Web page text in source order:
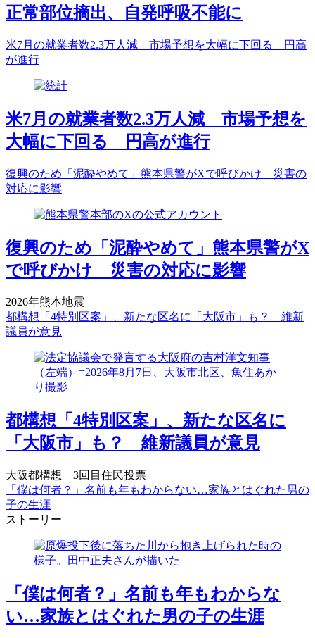
正常部位摘出、自発呼吸不能に
米7月の就業者数2.3万人減 市場予想を大幅に下回る 円高
が進行
米7月の就業者数2.3万人減 市場予想を
大幅に下回る 円高が進行
復興のため「泥酔やめて」熊本県警がXで呼びかけ 災害の
対応に影響
復興のため「泥酔やめて」熊本県警がX
で呼びかけ 災害の対応に影響
2026年熊本地震
都構想「4特別区案」、新たな区名に「大阪市」も？ 維新
議員が意見
都構想「4特別区案」、新たな区名に
「大阪市」も？ 維新議員が意見
大阪都構想 3回目住民投票
「僕は何者？」名前も年もわからない…家族とはぐれた男の
子の生涯
ストーリー
「僕は何者？」名前も年もわからな
い…家族とはぐれた男の子の生涯